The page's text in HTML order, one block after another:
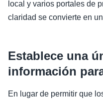
local y varios portales de
claridad se convierte en
Establece una
información
En lugar de permitir que